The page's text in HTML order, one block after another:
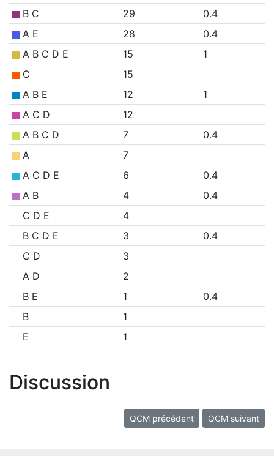
B C
29
0.4
A E
28
0.4
A B C D E
15
1
C
15
A B E
12
1
A C D
12
A B C D
7
0.4
A
7
A C D E
6
0.4
A B
4
0.4
C D E
4
B C D E
3
0.4
C D
3
A D
2
B E
1
0.4
B
1
E
1
Discussion
QCM précédent QCM suivant